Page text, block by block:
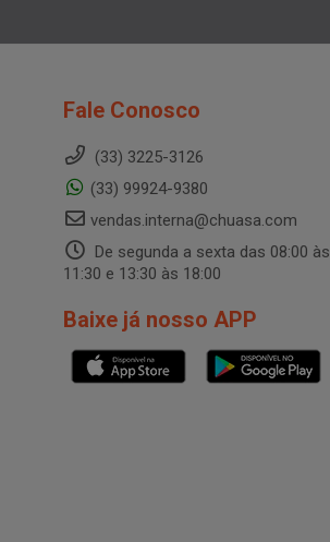
Fale Conosco
(33) 3225-3126
(33) 99924-9380
vendas.interna@chuasa.com
De segunda a sexta das 08:00 às
11:30 e 13:30 às 18:00
Baixe já nosso APP